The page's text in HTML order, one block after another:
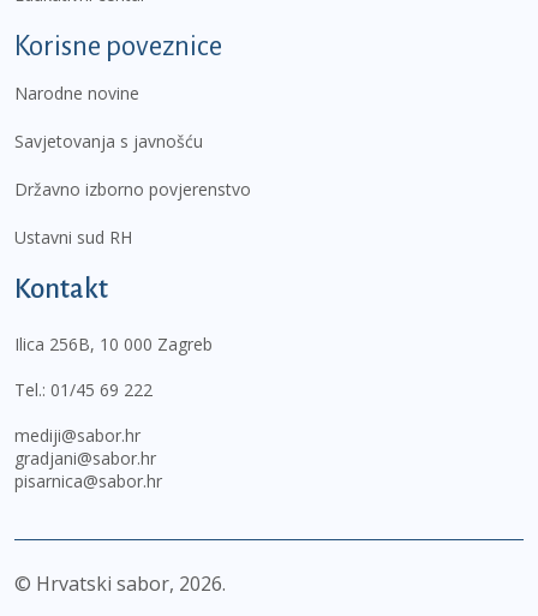
Korisne poveznice
Narodne novine
Savjetovanja s javnošću
Državno izborno povjerenstvo
Ustavni sud RH
Kontakt
Ilica 256B, 10 000 Zagreb
Tel.: 01/45 69 222
mediji@sabor.hr
gradjani@sabor.hr
pisarnica@sabor.hr
© Hrvatski sabor, 2026